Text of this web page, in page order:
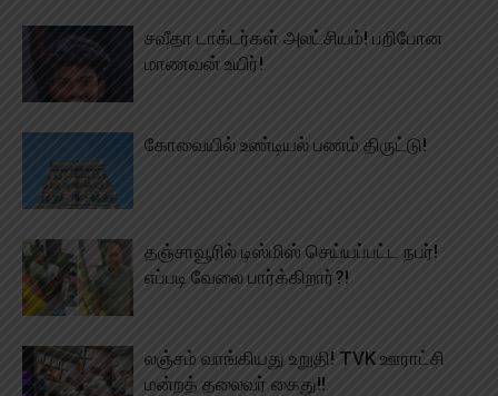
சவீதா டாக்டர்கள் அலட்சியம்! பறிபோன
மாணவன் உயிர்!
கோவையில் உண்டியல் பணம் திருட்டு!
தஞ்சாவூரில் டிஸ்மிஸ் செய்யப்பட்ட நபர்!
எப்படி வேலை பார்க்கிறார்?!
லஞ்சம் வாங்கியது உறுதி! TVK ஊராட்சி
மன்றத் தலைவர் கைது!!